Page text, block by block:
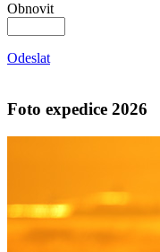
Obnovit
Odeslat
Foto expedice 2026